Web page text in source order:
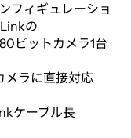
フィギュレーショ
の
ビットカメラ1台
メラに直接対応
ケーブル長